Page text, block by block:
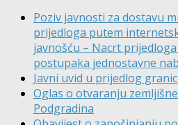
Poziv javnosti za dostavu
prijedloga putem
javnošću – Nacrt
postupaka jednostavne
Javni uvid u prijedlog
Oglas o otvaranju
Podgradina